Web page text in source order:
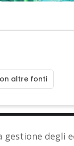
altre fonti
degli